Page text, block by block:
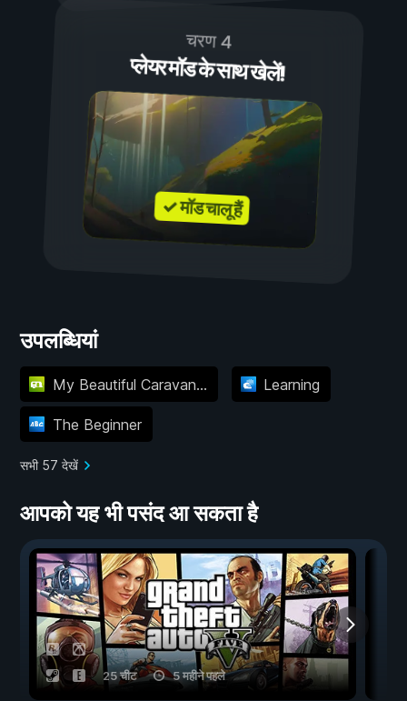
चरण 4
प्लेयर मॉड के साथ खेलें!
✓ मॉड चालू हैं
उपलब्धियां
My Beautiful Caravan... Learning
The Beginner
सभी 57 देखें
आपको यह भी पसंद आ सकता है
25 चीट 5 महीने पहले